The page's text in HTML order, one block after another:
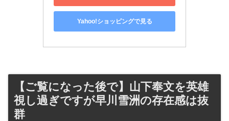
Yahoo!ショッピングで見る
【ご覧になった後で】山下奉文を英雄
視し過ぎですが早川雪洲の存在感は抜
群